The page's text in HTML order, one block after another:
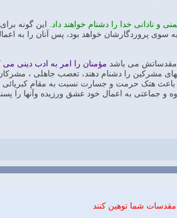
و نادانی خدا را دشنام خواهند داد. این گونه
پروردگارشان خواهد بود، پس آنان را به
مقدساتش می باشد مؤمنان را امر به ادب دینی می
مشرکین را دشنام دهند، تعصب جاهلی ،
باعث هتک حرمت و جسارت نسبت به مقام کبریائی
به اعمال خود عشق ورزیده وآنها را
شما توهين كنند